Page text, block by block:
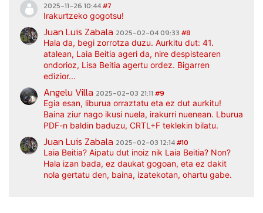
2025-11-26 10:44#7
Irakurtzeko gogotsu!
Juan Luis Zabala 2025-02-04 09:33 #8
Hala da, begi zorrotza duzu. Aurkitu dut: 41.
atalean, Laia Beitia ageri da, nire despistearen
ondorioz, Lisa Beitia agertu ordez. Bigarren
edizior...
Angelu Villa 2025-02-03 21:11 #9
Egia esan, liburua orraztatu eta ez dut aurkitu!
Baina ziur nago ikusi nuela, irakurri nuenean. Lburua
PDF-n baldin baduzu, CRTL+F teklekin bilatu.
Juan Luis Zabala 2025-02-03 12:14#10
Laia Beitia? Aipatu dut inoiz nik Laia Beitia? Non?
Hala izan bada, ez daukat gogoan, eta ez dakit
nola gertatu den, baina, izatekotan, ohartu gabe.